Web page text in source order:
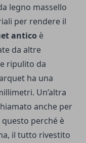
legno massello
per rendere il
antico è
da altre
ripulito da
ha una
Un’altra
anche per
perché è
il tutto rivestito